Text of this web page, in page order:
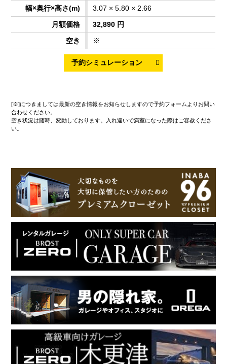
3.07 × 5.80 × 2.66
32,890 円
※
[※]につきましては最新の空き情報をお知らせしますので予約フォームよりお問い
合わせください。
空き状況は随時、変動しております。入れ違いで満室になった際はご容赦くださ
い。